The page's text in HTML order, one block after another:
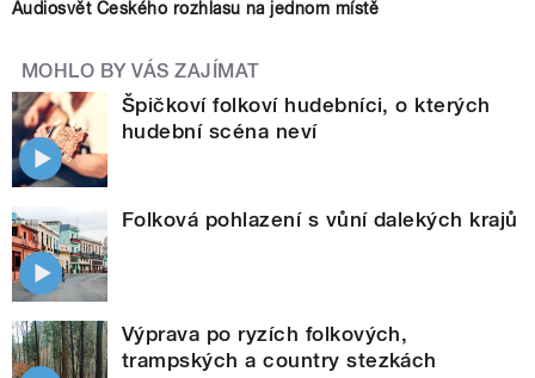
Audiosvět Českého rozhlasu na jednom místě
MOHLO BY VÁS ZAJÍMAT
Špičkoví folkoví hudebníci, o kterých
hudební scéna neví
Folková pohlazení s vůní dalekých krajů
Výprava po ryzích folkových,
trampských a country stezkách